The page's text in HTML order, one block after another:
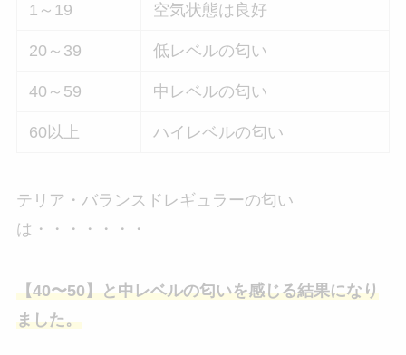
1～19 空気状態は良好
20～39 低レベルの匂い
40～59 中レベルの匂い
60以上 ハイレベルの匂い
テリア・バランスドレギュラーの匂い
は・・・・・・・
【40〜50】と中レベルの匂いを感じる結果になり
ました。